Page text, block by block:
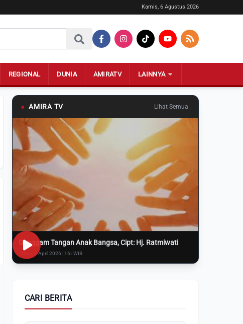
Kamis, 6 Agustus 2026
REGIONAL DUNIA AMIRATV LAINNYA
● AMIRA TV Lihat Semua
Genggam Tangan Anak Bangsa, Cipt: Hj. Ratmiwati
Rabu, 8 April 2026 | 16:i WIB
CARI BERITA